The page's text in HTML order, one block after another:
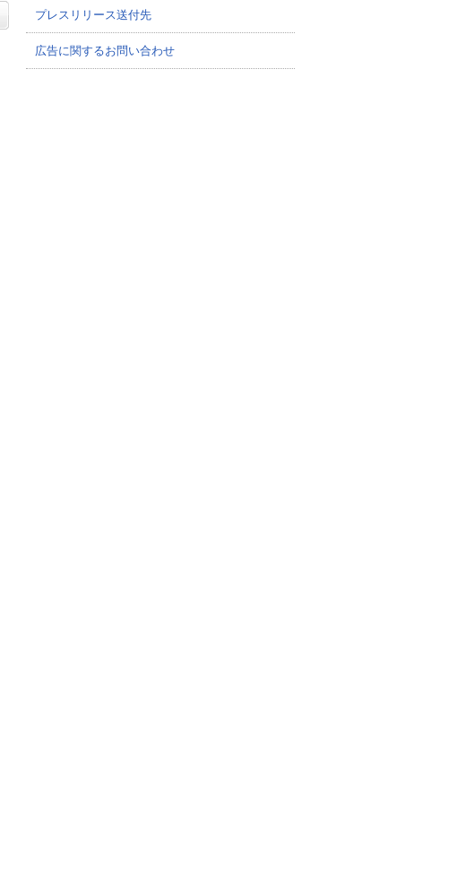
プレスリリース送付先
広告に関するお問い合わせ